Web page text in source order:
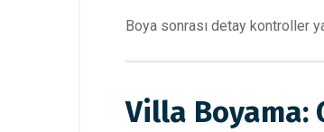
Boya sonrası detay kontroller
Villa Boyama: